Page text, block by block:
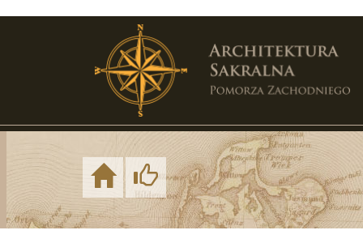
Architektura
Pomorza
HomeLike